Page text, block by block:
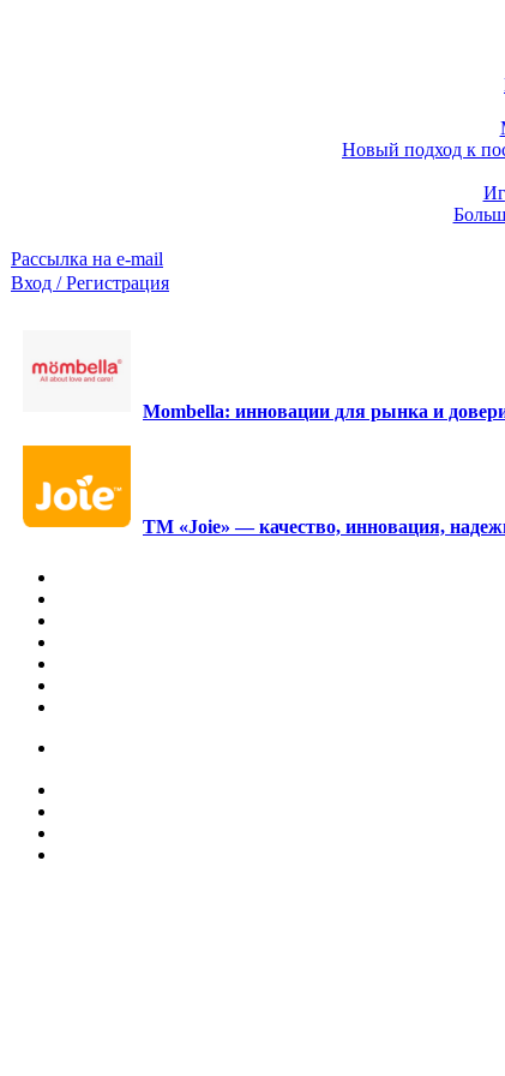
Новый подход к
Рассылка на e-mail
Вход / Регистрация
Mombella: инновации для рынка и
ТМ «Joie» — качество, инновация,